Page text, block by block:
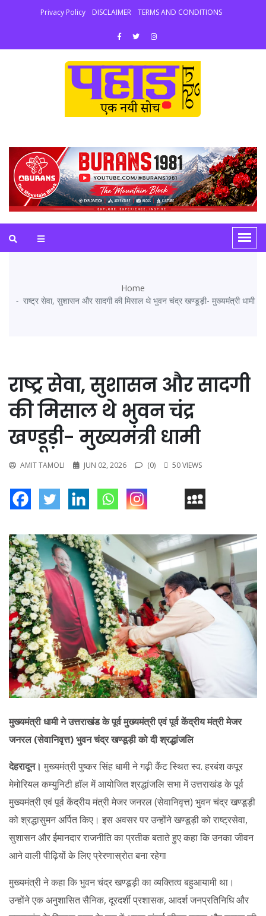
Privacy Policy DISCLAIMER TERMS AND CONDITIONS
Home
राष्ट्र सेवा, सुशासन और सादगी की मिसाल थे भुवन चंद्र खण्डूड़ी- मुख्यमंत्री धामी
राष्ट्र सेवा, सुशासन और सादगी
की मिसाल थे भुवन चंद्र
खण्डूड़ी- मुख्यमंत्री धामी
AMIT TAMOLI JUN 02, 2026 (0) 50 VIEWS
मुख्यमंत्री धामी ने उत्तराखंड के पूर्व मुख्यमंत्री एवं पूर्व केंद्रीय मंत्री मेजर
जनरल (सेवानिवृत्त) भुवन चंद्र खण्डूड़ी को दी श्रद्धांजलि
देहरादून। मुख्यमंत्री पुष्कर सिंह धामी ने गढ़ी कैंट स्थित स्व. हरबंश कपूर
मेमोरियल कम्युनिटी हॉल में आयोजित श्रद्धांजलि सभा में उत्तराखंड के पूर्व
मुख्यमंत्री एवं पूर्व केंद्रीय मंत्री मेजर जनरल (सेवानिवृत्त) भुवन चंद्र खण्डूड़ी
को श्रद्धासुमन अर्पित किए। इस अवसर पर उन्होंने खण्डूड़ी को राष्ट्रसेवा,
सुशासन और ईमानदार राजनीति का प्रतीक बताते हुए कहा कि उनका जीवन
आने वाली पीढ़ियों के लिए प्रेरणास्रोत बना रहेगा
मुख्यमंत्री ने कहा कि भुवन चंद्र खण्डूड़ी का व्यक्तित्व बहुआयामी था।
उन्होंने एक अनुशासित सैनिक, दूरदर्शी प्रशासक, आदर्श जनप्रतिनिधि और